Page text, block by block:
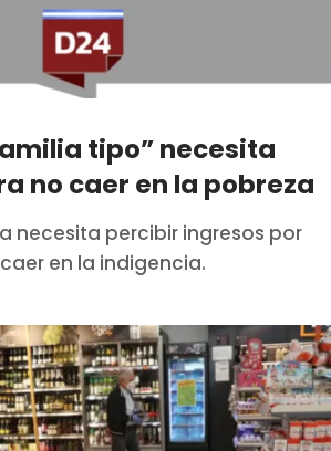
tipo” necesita
no caer en la pobreza
necesita percibir ingresos por
en la indigencia.